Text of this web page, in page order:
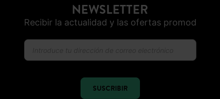
NEWSLETTER
Recibir la actualidad y las ofertas promod
SUSCRIBIR